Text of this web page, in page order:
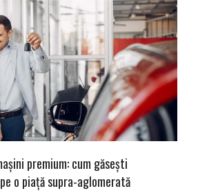
premium: cum găsești
o piață supra-aglomerată